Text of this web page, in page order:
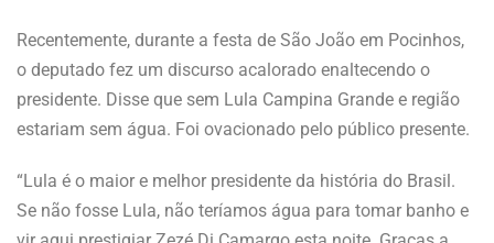
Recentemente, durante a festa de São João em Pocinhos,
o deputado fez um discurso acalorado enaltecendo o
presidente. Disse que sem Lula Campina Grande e região
estariam sem água. Foi ovacionado pelo público presente.
“Lula é o maior e melhor presidente da história do Brasil.
Se não fosse Lula, não teríamos água para tomar banho e